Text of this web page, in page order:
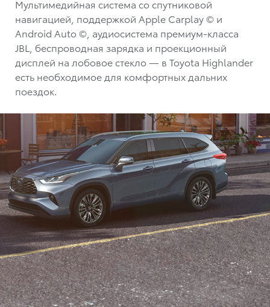
Мультимедийная система со спутниковой
навигацией, поддержкой Apple Carplay © и
Android Auto ©, аудиосистема премиум-класса
JBL, беспроводная зарядка и проекционный
дисплей на лобовое стекло — в Toyota Highlander
есть необходимое для комфортных дальних
поездок.